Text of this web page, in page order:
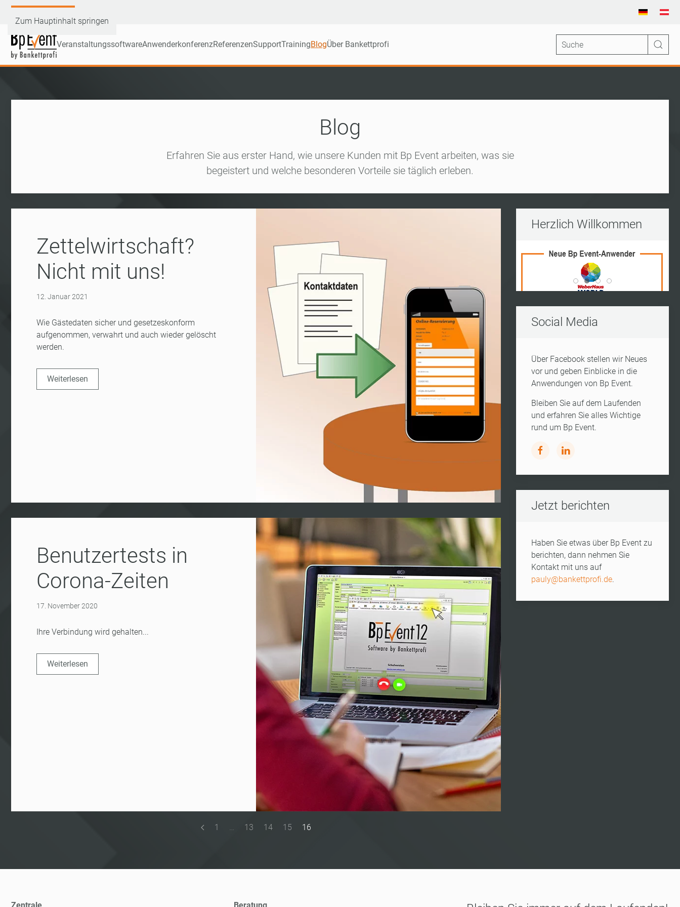
Zum Hauptinhalt springen
VeranstaltungssoftwareAnwenderkonferenzReferenzenSupportTrainingBlogÜber Bankettprofi
Blog
Erfahren Sie aus erster Hand, wie unsere Kunden mit Bp Event arbeiten, was sie
begeistert und welche besonderen Vorteile sie täglich erleben.
Zettelwirtschaft?
Nicht mit uns!
12. Januar 2021
Wie Gästedaten sicher und gesetzeskonform
aufgenommen, verwahrt und auch wieder gelöscht
werden.
Weiterlesen
Benutzertests in
Corona-Zeiten
17. November 2020
Ihre Verbindung wird gehalten...
Weiterlesen
1 … 13 14 15 16
Herzlich Willkommen
Vito Frederico Wedding
World Of Living
Kleine Insel
Kerres
Social Media
Über Facebook stellen wir Neues
vor und geben Einblicke in die
Anwendungen von Bp Event.
Bleiben Sie auf dem Laufenden
und erfahren Sie alles Wichtige
rund um Bp Event.
Jetzt berichten
Haben Sie etwas über Bp Event zu
berichten, dann nehmen Sie
Kontakt mit uns auf
pauly@bankettprofi.de.